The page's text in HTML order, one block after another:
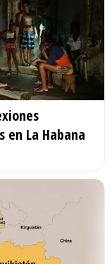
La Habana